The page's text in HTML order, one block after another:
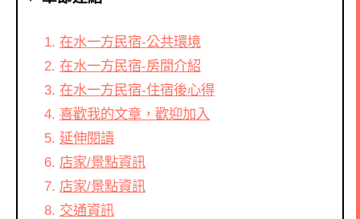
在水一方民宿-公共環境
在水一方民宿-房間介紹
在水一方民宿-住宿後心得
喜歡我的文章，歡迎加入
延伸閱讀
店家/景點資訊
店家/景點資訊
交通資訊